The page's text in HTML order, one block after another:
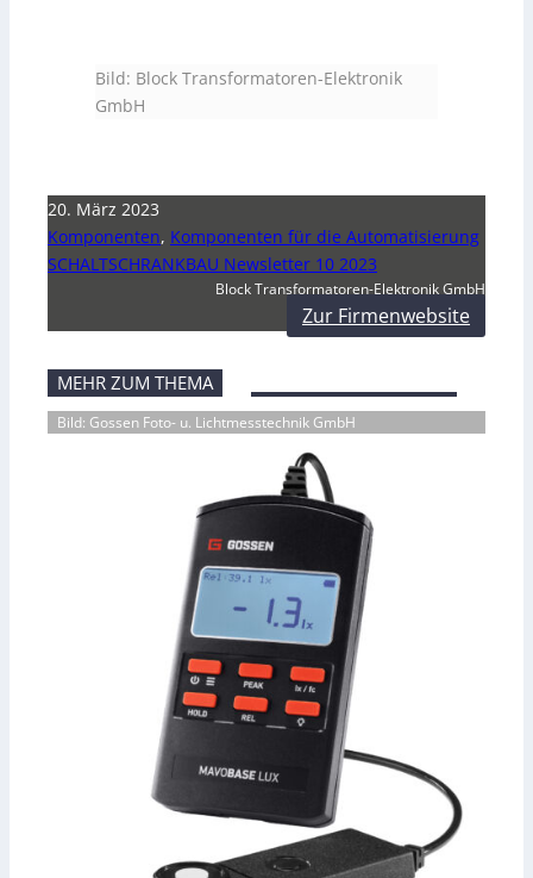
Bild: Block Transformatoren-Elektronik
GmbH
20. März 2023
Komponenten, Komponenten für die Automatisierung
SCHALTSCHRANKBAU Newsletter 10 2023
Block Transformatoren-Elektronik GmbH
Zur Firmenwebsite
MEHR ZUM THEMA
Bild: Gossen Foto- u. Lichtmesstechnik GmbH